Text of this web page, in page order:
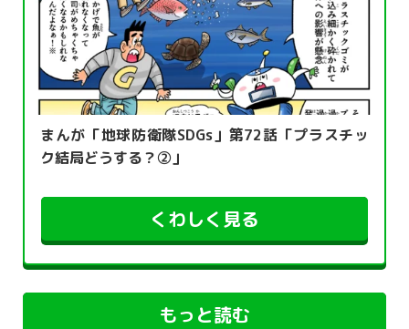
まんが「地球防衛隊SDGs」第72話「プラスチッ
ク結局どうする？②」
くわしく見る
もっと読む